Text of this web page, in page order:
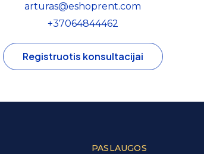
arturas@eshoprent.com
+37064844462
Registruotis konsultacijai
PASLAUGOS